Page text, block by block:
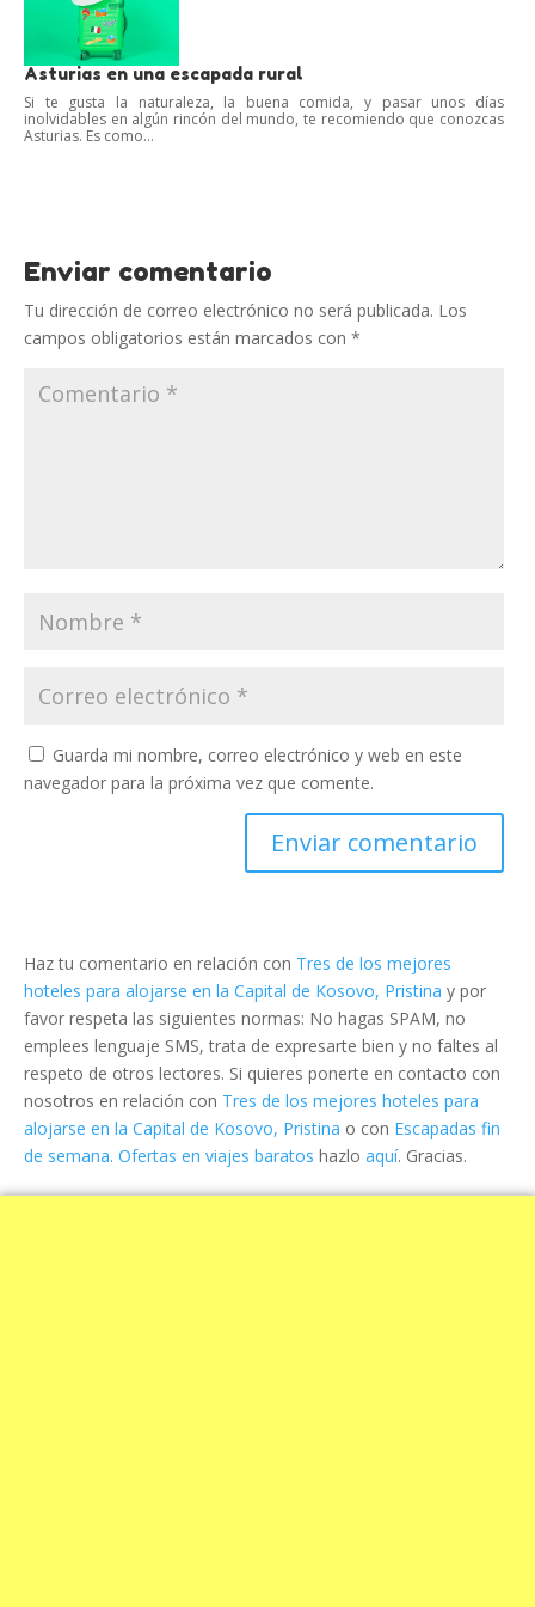
Asturias en una escapada rural
Si te gusta la naturaleza, la buena comida, y pasar unos días
inolvidables en algún rincón del mundo, te recomiendo que conozcas
Asturias. Es como...
Enviar comentario
Tu dirección de correo electrónico no será publicada. Los
campos obligatorios están marcados con *
Guarda mi nombre, correo electrónico y web en este
navegador para la próxima vez que comente.
Haz tu comentario en relación con Tres de los mejores
hoteles para alojarse en la Capital de Kosovo, Pristina y por
favor respeta las siguientes normas: No hagas SPAM, no
emplees lenguaje SMS, trata de expresarte bien y no faltes al
respeto de otros lectores. Si quieres ponerte en contacto con
nosotros en relación con Tres de los mejores hoteles para
alojarse en la Capital de Kosovo, Pristina o con Escapadas fin
de semana. Ofertas en viajes baratos hazlo aquí. Gracias.